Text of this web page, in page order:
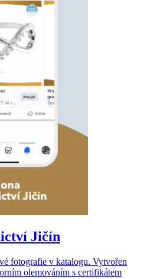
Jičín
fotografie v katalogu. Vytvořen
olemováním s certifikátem